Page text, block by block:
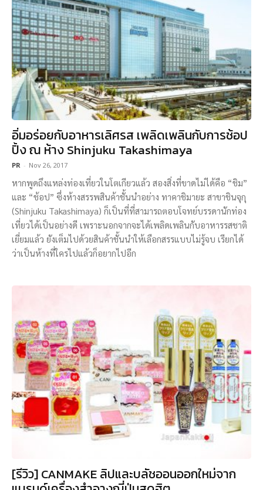
อิ่มอร่อยกับอาหารเลิศรส เพลิดเพลินกับการช้อป
ปิ้ง ณ ห้าง Shinjuku Takashimaya
PR - Nov 26, 2017
หากพูดถึงแหล่งท่องเที่ยวในโตเกียวแล้ว สองสิ่งที่ขาดไม่ได้คือ “ชิม”
และ “ช้อป” ซึ่งห้างสรรพสินค้าชั้นนำอย่าง ทาคาชิมายะ สาขาชินจุกุ
(Shinjuku Takashimaya) ก็เป็นที่ที่สามารถตอบโจทย์บรรดานักท่อง
เที่ยวได้เป็นอย่างดี เพราะนอกจากจะได้เพลิดเพลินกับอาหารรสชาติ
เยี่ยมแล้ว ยังเต็มไปด้วยสินค้าชั้นนำให้เลือกสรรแบบไม่รู้จบ เรียกได้
ว่าเป็นห้างที่ใครไปแล้วก็อยากไปอีก
[รีวิว] CANMAKE ลิปและบลัชออนออกใหม่จาก